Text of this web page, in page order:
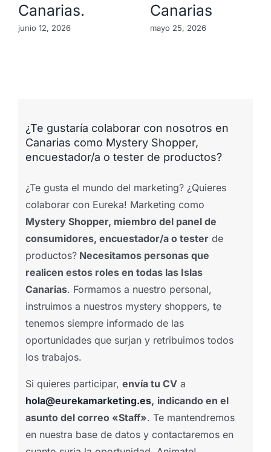
Canarias.
junio 12, 2026
Canarias
mayo 25, 2026
¿Te gustaría colaborar con nosotros en
Canarias como Mystery Shopper,
encuestador/a o tester de productos?
¿Te gusta el mundo del marketing? ¿Quieres
colaborar con Eureka! Marketing como
Mystery Shopper, miembro del panel de
consumidores, encuestador/a o tester de
productos? Necesitamos personas que
realicen estos roles en todas las Islas
Canarias. Formamos a nuestro personal,
instruimos a nuestros mystery shoppers, te
tenemos siempre informado de las
oportunidades que surjan y retribuimos todos
los trabajos.
Si quieres participar, envía tu CV a
hola@eurekamarketing.es, indicando en el
asunto del correo «Staff». Te mantendremos
en nuestra base de datos y contactaremos en